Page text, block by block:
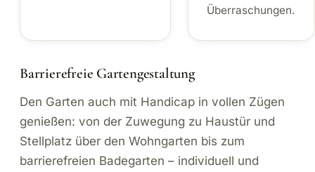
Überraschungen.
Barrierefreie Gartengestaltung
Den Garten auch mit Handicap in vollen Zügen
genießen: von der Zuwegung zu Haustür und
Stellplatz über den Wohngarten bis zum
barrierefreien Badegarten – individuell und